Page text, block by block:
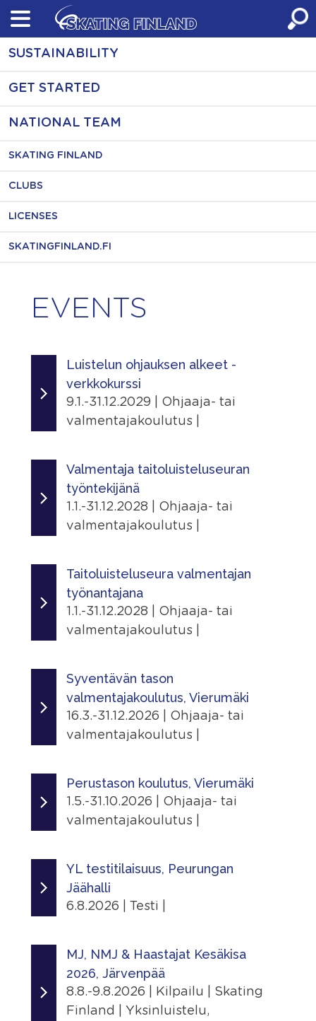
Skip
content
SUSTAINABILITY
GET STARTED
NATIONAL TEAM
SKATING FINLAND
CLUBS
LICENSES
SKATINGFINLAND.FI
EVENTS
Luistelun ohjauksen alkeet -
verkkokurssi
9.1.-31.12.2029 | Ohjaaja- tai
valmentajakoulutus |
9.1.2025 - 31.12.2029
Järjestäjä
Skating Finland
Tapahtumasivu
Lisätiedot
Näytä lisätiedot
Jaa
Valmentaja taitoluisteluseuran
työntekijänä
1.1.-31.12.2028 | Ohjaaja- tai
valmentajakoulutus |
1.1.2026 - 31.12.2028
Järjestäjä
Skating Finland
Tapahtumasivu
Lisätiedot
Näytä lisätiedot
Jaa
Taitoluisteluseura valmentajan
työnantajana
1.1.-31.12.2028 | Ohjaaja- tai
valmentajakoulutus |
1.1.2026 - 31.12.2028
Järjestäjä
Skating Finland
Tapahtumasivu
|
Syventävän tason
valmentajakoulutus, Vierumäki
16.3.-31.12.2026 | Ohjaaja- tai
valmentajakoulutus |
16.3.2026 - 31.12.2026
Järjestäjä
Skating Finland
Paikka
Suomen Urheiluopisto, Vierumäki
Urheiluopistontie 373, 19120 Heinola,
Suomi
Linkit
Tapahtumasivu
Lisätiedot
Näytä lisätiedot
Perustason koulutus, Vierumäki
1.5.-31.10.2026 | Ohjaaja- tai
valmentajakoulutus |
1.5.2026 - 31.10.2026
Järjestäjä
Skating Finland
Paikka
Suomen Urheiluopisto, Vierumäki
Urheiluopistontie 373, 19120 Heinola,
Suomi
YL testitilaisuus, Peurungan
Jäähalli
6.8.2026 | Testi |
6.8.2026 - 6.8.2026
Järjestäjä
Peurunka Skating Academy Laukaa
MJ, NMJ & Haastajat Kesäkisa
2026, Järvenpää
8.8.-9.8.2026 | Kilpailu | Skating
Finland | Yksinluistelu,